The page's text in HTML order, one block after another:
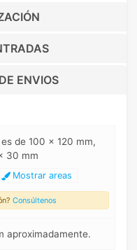
ENVIOS
de 100 x 120 mm,
30 mm
Mostrar areas
Consúltenos
aproximadamente.